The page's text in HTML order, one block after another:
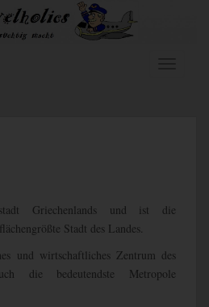
Griechenlands und ist die
Stadt des Landes.
und wirtschaftliches Zentrum des
die bedeutendste Metropole